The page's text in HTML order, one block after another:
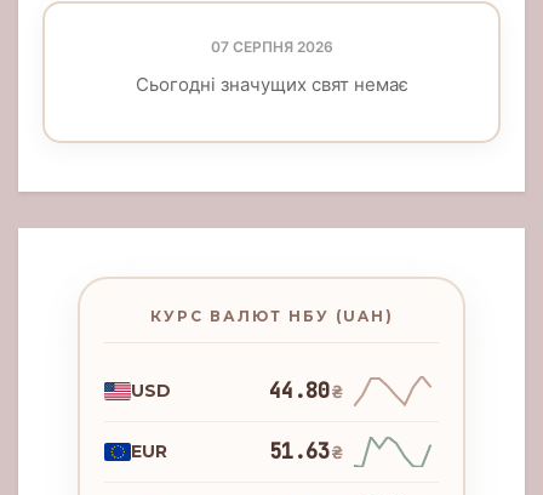
07 СЕРПНЯ 2026
Сьогодні значущих свят немає
КУРС ВАЛЮТ НБУ (UAH)
USD 44.80₴
EUR 51.63₴